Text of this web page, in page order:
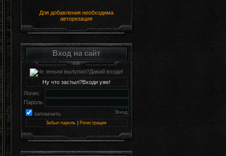
Для добавления необходима
авторизация
Вход на сайт
Ну что застыл?Входи уже!
Логин:
Пароль:
запомнить
Забыл пароль Регистрация